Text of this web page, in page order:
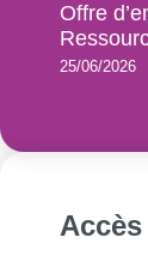
Offre
25/06/2026